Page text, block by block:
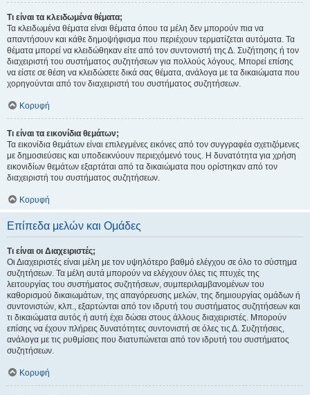
Τι είναι τα κλειδωμένα θέματα;
Τα κλειδωμένα θέματα είναι θέματα όπου τα μέλη δεν μπορούν πια να
απαντήσουν και κάθε δημοψήφισμα που περιέχουν τερματίζεται αυτόματα. Τα
θέματα μπορεί να κλειδώθηκαν είτε από τον συντονιστή της Δ. Συζήτησης ή τον
διαχειριστή του συστήματος συζητήσεων για πολλούς λόγους. Μπορεί επίσης
να είστε σε θέση να κλειδώσετε δικά σας θέματα, ανάλογα με τα δικαιώματα που
χορηγούνται από τον διαχειριστή του συστήματος συζητήσεων.
Κορυφή
Τι είναι τα εικονίδια θεμάτων;
Τα εικονίδια θεμάτων είναι επιλεγμένες εικόνες από τον συγγραφέα σχετιζόμενες
με δημοσιεύσεις και υποδεικνύουν περιεχόμενό τους. Η δυνατότητα για χρήση
εικονιδίων θεμάτων εξαρτάται από τα δικαιώματα που ορίστηκαν από τον
διαχειριστή του συστήματος συζητήσεων.
Κορυφή
Επίπεδα μελών και Ομάδες
Τι είναι οι Διαχειριστές;
Οι Διαχειριστές είναι μέλη με τον υψηλότερο βαθμό ελέγχου σε όλο το σύστημα
συζητήσεων. Τα μέλη αυτά μπορούν να ελέγχουν όλες τις πτυχές της
λειτουργίας του συστήματος συζητήσεων, συμπεριλαμβανομένων του
καθορισμού δικαιωμάτων, της απαγόρευσης μελών, της δημιουργίας ομάδων ή
συντονιστών, κλπ., εξαρτώνται από τον ιδρυτή του συστήματος συζητήσεων και
τι δικαιώματα αυτός ή αυτή έχει δώσει στους άλλους διαχειριστές. Μπορούν
επίσης να έχουν πλήρεις δυνατότητες συντονιστή σε όλες τις Δ. Συζητήσεις,
ανάλογα με τις ρυθμίσεις που διατυπώνεται από τον ιδρυτή του συστήματος
συζητήσεων.
Κορυφή